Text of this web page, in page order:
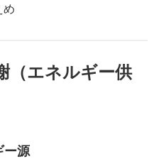
め
（エネルギー供
ー源